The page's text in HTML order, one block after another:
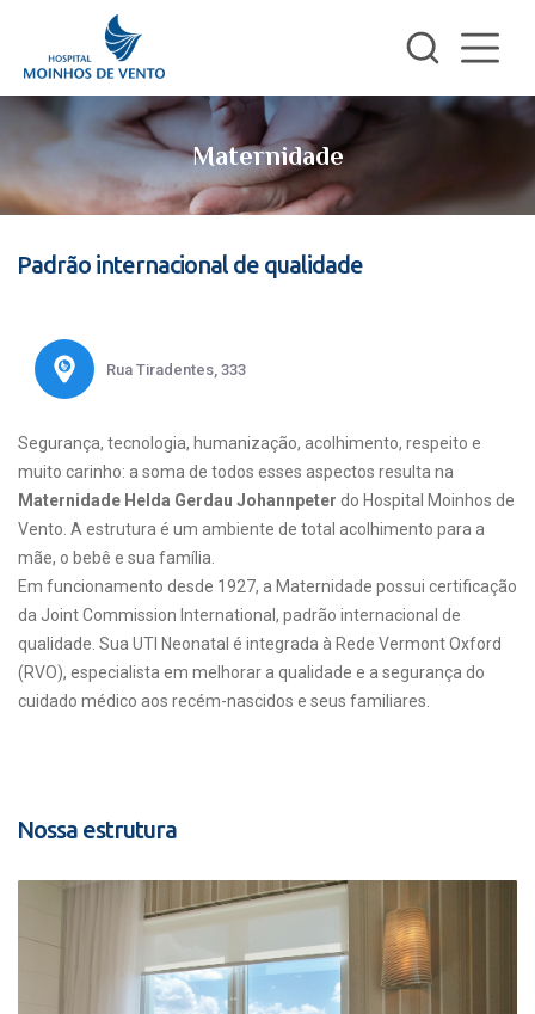
Maternidade
Padrão internacional de qualidade
Rua Tiradentes, 333
Segurança, tecnologia, humanização, acolhimento, respeito e
muito carinho: a soma de todos esses aspectos resulta na
Maternidade Helda Gerdau Johannpeter do Hospital Moinhos de
Vento. A estrutura é um ambiente de total acolhimento para a
mãe, o bebê e sua família.
Em funcionamento desde 1927, a Maternidade possui certificação
da Joint Commission International, padrão internacional de
qualidade. Sua UTI Neonatal é integrada à Rede Vermont Oxford
(RVO), especialista em melhorar a qualidade e a segurança do
cuidado médico aos recém-nascidos e seus familiares.
Nossa estrutura